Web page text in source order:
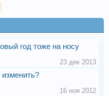
год тоже на носу
23 дек 2013
16 ноя 2012